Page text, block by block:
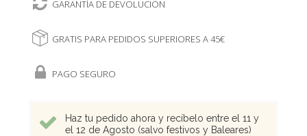
GARANTÍA DE DEVOLUCIÓN
GRATIS PARA PEDIDOS SUPERIORES A 45€
PAGO SEGURO
Haz tu pedido ahora y recíbelo entre el 11 y
el 12 de Agosto (salvo festivos y Baleares)